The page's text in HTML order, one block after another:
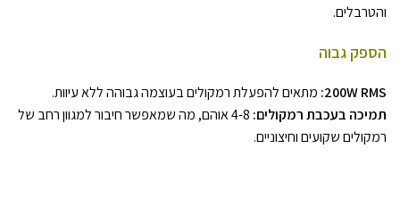
והטרבלים.
הספק גבוה
200W RMS: מתאים להפעלת רמקולים בעוצמה גבוהה ללא עיוות.
תמיכה בעכבת רמקולים:
4-8 אוהם, מה שמאפשר חיבור למגוון רחב של
רמקולים שקועים וחיצוניים.